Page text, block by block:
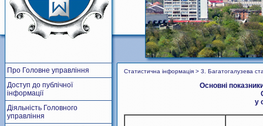
Про Головне управління
Доступ до публічної
інформації
Діяльність Головного
управління
Статистична інформація > 3. Багатогалузева
Основні
у